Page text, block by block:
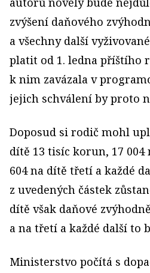
zvýšení daňového
a všechny další
platit od 1. ledna příštího
k nim zavázala v
jejich schválení by proto
Doposud si rodič mohl
dítě 13 tisíc korun, 17 004
604 na dítě třetí a každé
z uvedených částek
dítě však daňové
a na třetí a každé další to
Ministerstvo počítá s